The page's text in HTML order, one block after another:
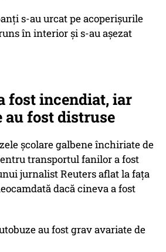
s-au urcat pe acoperișurile
în interior și s-au așezat
fost incendiat, iar
au fost distruse
școlare galbene închiriate de
transportul fanilor a fost
jurnalist Reuters aflat la fața
dacă cineva a fost
au fost grav avariate de